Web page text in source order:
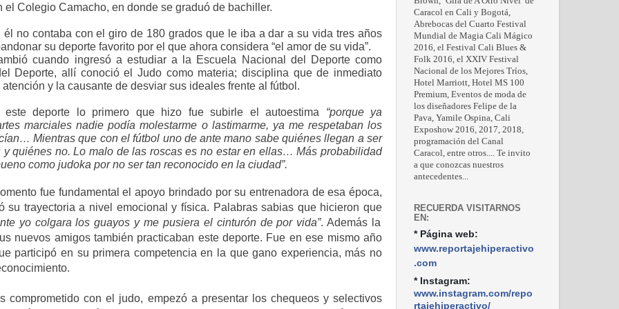
el Colegio Camacho, en donde se graduó de bachiller.
él no contaba con el giro de 180 grados que le iba a dar a su vida tres años
su deporte favorito por el que ahora considera “el amor de su vida”.
cuando ingresó a estudiar a la Escuela Nacional del Deporte como
Deporte, allí conoció el Judo como materia; disciplina que de inmediato
y la causante de desviar sus ideales frente al fútbol.
este deporte lo primero que hizo fue subirle el autoestima “porque ya
marciales nadie podía molestarme o lastimarme, ya me respetaban los
Mientras que con el fútbol uno de ante mano sabe quiénes llegan a ser
y quiénes no. Lo malo de las roscas es no estar en ellas… Más probabilidad
como judoka por no ser tan reconocido en la ciudad”.
fue fundamental el apoyo brindado por su entrenadora de esa época,
su trayectoria a nivel emocional y física. Palabras sabias que hicieron que
yo colgara los guayos y me pusiera el cinturón de por vida”. Además la
nuevos amigos también practicaban este deporte. Fue en ese mismo año
participó en su primera competencia en la que gano experiencia, más no
comprometido con el judo, empezó a presentar los chequeos y selectivos
Caracol en Cali y Bogotá,
Abrebocas del Cuarto Festival
Mundial de Magia Cali Mágico
2016, el Festival Cali Blues &
Folk 2016, el XXIV Festival
Nacional de los Mejores Tríos,
Hotel Marriott, Hotel MS 100
Premium, Eventos de moda de
los diseñadores Felipe de la
Pava, Yamile Ospina, Cali
Exposhow 2016, 2017, 2018,
programación del Canal
Caracol, entre otros.... Te invito
a que conozcas nuestros
antecedentes...
RECUERDA VISITARNOS
EN:
* Página web:
www.reportajehiperactivo
.com
* Instagram:
www.instagram.com/repo
rtajehiperactivo/